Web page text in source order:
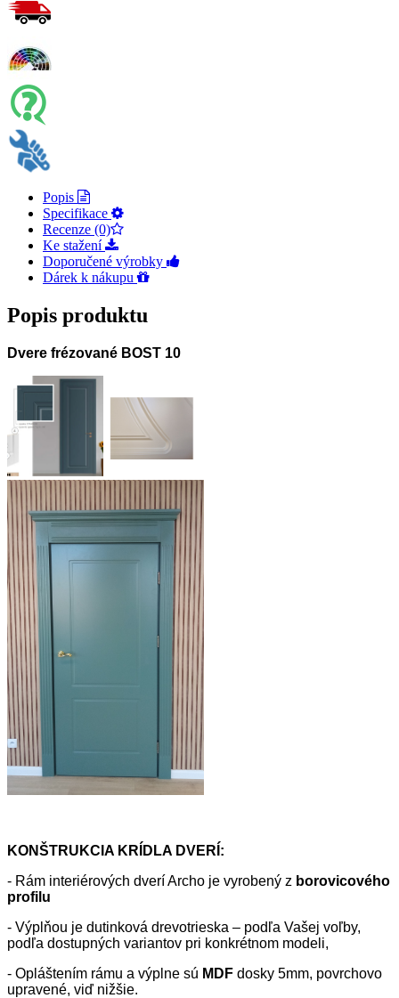
Popis
Specifikace
Recenze (0)
Ke stažení
Doporučené výrobky
Dárek k nákupu
Popis produktu
Dvere frézované BOST 10
KONŠTRUKCIA KRÍDLA DVERÍ:
- Rám interiérových dverí Archo je vyrobený z borovicového
profilu
- Výplňou je dutinková drevotrieska – podľa Vašej voľby,
podľa dostupných variantov pri konkrétnom modeli,
- Opláštením rámu a výplne sú MDF dosky 5mm, povrchovo
upravené, viď nižšie.